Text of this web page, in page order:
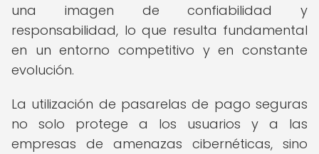
una imagen de confiabilidad y
responsabilidad, lo que resulta fundamental
en un entorno competitivo y en constante
evolución.
La utilización de pasarelas de pago seguras
no solo protege a los usuarios y a las
empresas de amenazas cibernéticas, sino